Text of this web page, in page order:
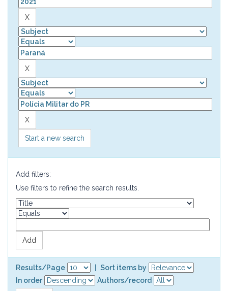
Start a new search
Add filters:
Use filters to refine the search results.
Results/Page
Sort items by
In order
Authors/record